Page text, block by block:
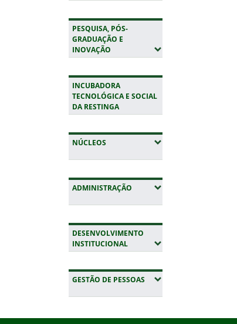
PESQUISA, PÓS-
GRADUAÇÃO E
INOVAÇÃO (EXPANDIR SUBMENUS)
INCUBADORA
TECNOLÓGICA E SOCIAL
DA RESTINGA
NÚCLEOS (EXPANDIR SUBMENUS)
ADMINISTRAÇÃO (EXPANDIR SUBMENUS)
DESENVOLVIMENTO
INSTITUCIONAL(EXPANDIR SUBMENUS)
GESTÃO DE PESSOAS (EXPANDIR SUBMENUS)